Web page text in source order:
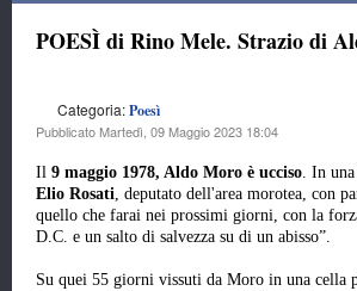
POESÌ di Rino Mele. Strazio di
Categoria:Poesì
Pubblicato Martedì, 09 Maggio 2023 18:04
Il 9 maggio 1978, Aldo Moro è ucciso. In
Elio Rosati, deputato dell'area morotea, con
quello che farai nei prossimi giorni, con la
D.C. e un salto di salvezza su di un abisso”.
Su quei 55 giorni vissuti da Moro in una cella